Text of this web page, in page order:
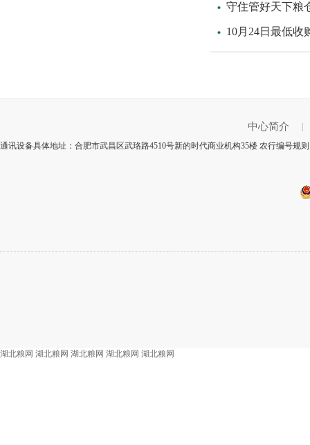
守住管好天下粮
10月24日最低收
中心简介
通讯设备具体地址：合肥市武昌区武珞路4510号新的时代商业机构35楼 农行编号规
湖北粮网 湖北粮网 湖北粮网 湖北粮网 湖北粮网